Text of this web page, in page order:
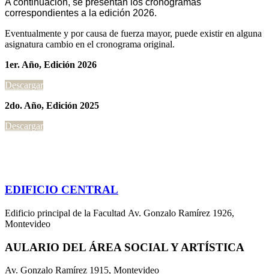
correspondientes a la edición 2026.
Eventualmente y por causa de fuerza mayor, puede existir en alguna
asignatura cambio en el cronograma original.
1er. Año, Edición 2026
Descargar
2do. Año, Edición 2025
Descargar
EDIFICIO CENTRAL
Edificio principal de la Facultad Av. Gonzalo Ramírez 1926,
Montevideo
AULARIO DEL ÁREA SOCIAL Y ARTÍSTICA
Av. Gonzalo Ramírez 1915, Montevideo